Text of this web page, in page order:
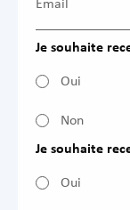
Je souhaite
Oui
Non
Je souhaite
Oui